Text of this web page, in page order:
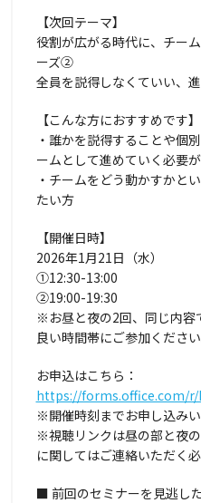
【次回テーマ】
役割が広がる時代に、チー
ーズ②
全員を説得しなくていい、
【こんな方におすすめです】
・誰かを説得することや個
ームとして進めていく必要
・チームをどう動かすかと
たい方
【開催日時】
2026年1月21日（水）
①12:30-13:00
②19:00-19:30
※お昼と夜の2回、同じ内容
良い時間帯にご参加ください
お申込はこちら：
https://forms.office.com/r/
※開催時刻までお申し込みい
※視聴リンクは昼の部と夜
に関してはご連絡いただく
■ 前回のセミナーを見逃し